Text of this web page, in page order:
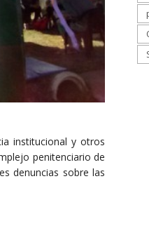
institucional y otros
penitenciario de
denuncias sobre las